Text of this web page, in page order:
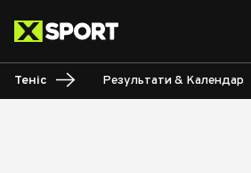
Теніс Результати & Календар